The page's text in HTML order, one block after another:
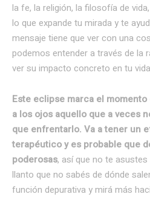
la fe, la religión, la filosofía de
lo que expande tu mirada y te
mensaje tiene que ver con una
podemos entender a través de la
ver su impacto concreto en tu
Este eclipse marca el
a los ojos aquello que a veces
que enfrentarlo. Va a tener un
terapéutico y es probable que
poderosas, así que no te
llanto que no sabés de dónde
función depurativa y mirá más